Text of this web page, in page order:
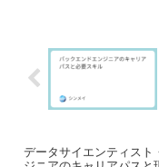
データサイエンティスト